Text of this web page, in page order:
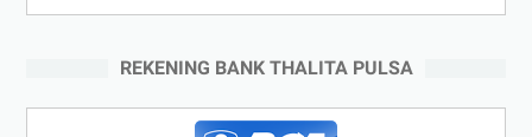
REKENING BANK THALITA PULSA